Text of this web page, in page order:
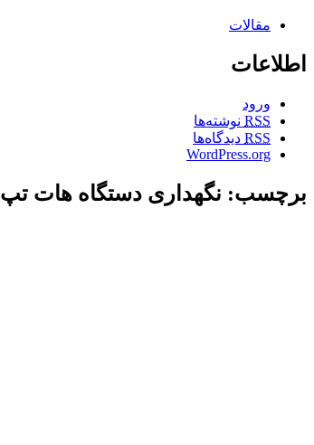
مقالات
اطلاعات
ورود
RSS نوشته‌ها
RSS دیدگاه‌ها
WordPress.org
برچسب: نگهداری دستگاه هات تپ